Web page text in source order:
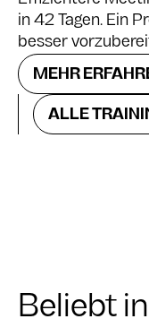
in 42 Tagen. Ein
besser
professioneller zu
gestalten.
MEHR
ALLE
Beliebt